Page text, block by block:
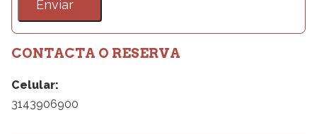
CONTACTA O RESERVA
Celular:
3143906900